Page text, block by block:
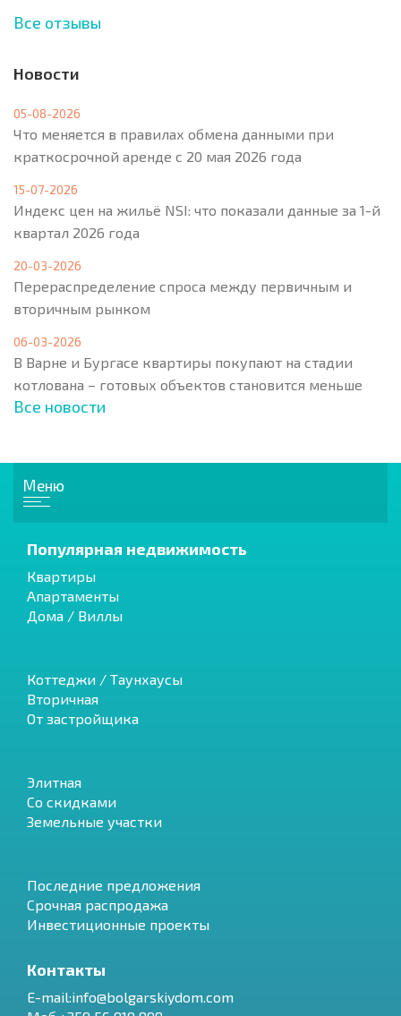
Все отзывы
Новости
05-08-2026
Что меняется в правилах обмена данными при
краткосрочной аренде с 20 мая 2026 года
15-07-2026
Индекс цен на жильё NSI: что показали данные за 1-й
квартал 2026 года
20-03-2026
Перераспределение спроса между первичным и
вторичным рынком
06-03-2026
В Варне и Бургасе квартиры покупают на стадии
котлована – готовых объектов становится меньше
Все новости
Меню
Популярная недвижимость
Квартиры
Апартаменты
Дома / Виллы
Коттеджи / Таунхаусы
Вторичная
От застройщика
Элитная
Со скидками
Земельные участки
Последние предложения
Срочная распродажа
Инвестиционные проекты
Контакты
E-mail:info@bolgarskiydom.com